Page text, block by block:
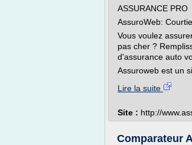
ASSURANCE PRO
AssuroWeb:
Vous voulez
pas cher ?
d'assurance auto
Assuroweb est un
Lire la suite
Site : http://
Comparateur